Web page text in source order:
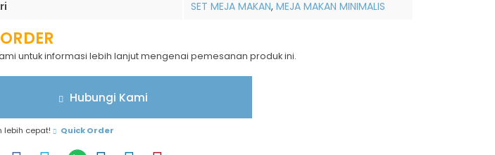
SET MEJA MAKAN, MEJA MAKAN MINIMALIS
untuk informasi lebih lanjut mengenai pemesanan produk ini.
Hubungi Kami
lebih cepat! Quick Order